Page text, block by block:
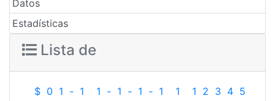
Datos
Estadísticas
Lista de
$ 0 1 - 1 1 - 1 - 1 - 1 1 1 2 3 4 5